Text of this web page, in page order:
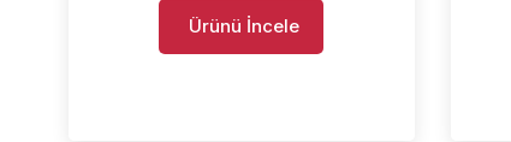
Ürünü İncele